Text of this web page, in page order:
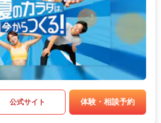
公式サイト 体験・相談予約